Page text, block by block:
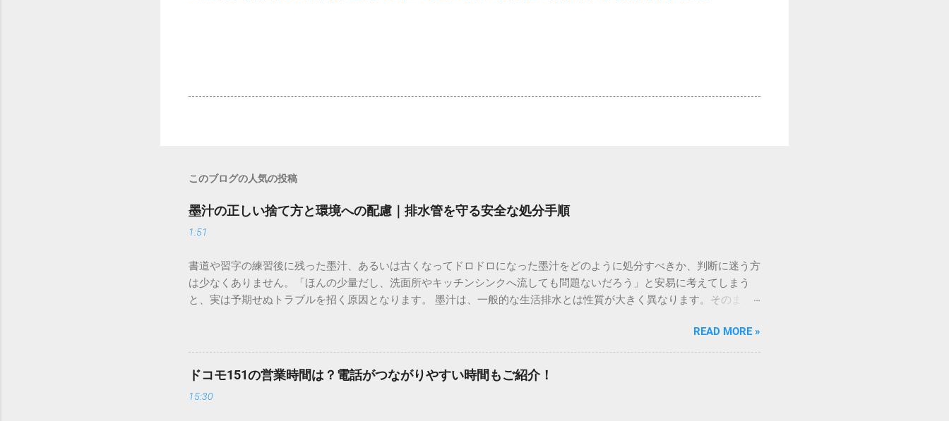
このブログの人気の投稿
墨汁の正しい捨て方と環境への配慮｜排水管を守る安全な処分手順
1:51
書道や習字の練習後に残った墨汁、あるいは古くなってドロドロになった墨汁をどのように処分すべきか、判断に迷う方
は少なくありません。「ほんの少量だし、洗面所やキッチンシンクへ流しても問題ないだろう」と安易に考えてしまう
と、実は予期せぬトラブルを招く原因となります。 墨汁は、一般的な生活排水とは性質が大きく異なります。そのまま
は、墨汁を安全かつ環境に優しい方法で処分するための手順と、容器を適切に分別する方法を徹底解説します。 墨汁を
「排水口に流してはいけない」3つの理由 墨汁の主成分は「煤（すす）」と「膠（にかわ）」、そして水です。これらは
非常に微細かつ独特の粘性を持っているため、下水処理や配管維持の観点から以下の問題が発生します。 1. 環境への深
刻な負荷 墨汁に含まれる煤の粒子は極めて微細です。現代の排水処理施設であっても、これらの微粒子を完全に分解・
除去することは容易ではありません。大量に流し続けると河川や海まで到達し、水質の濁りや生態系へ悪影響を及ぼすリ
READ MORE »
ドコモ151の営業時間は？電話がつながりやすい時間もご紹介！
15:30